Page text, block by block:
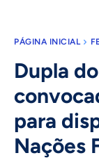
PÁGINA INICIAL
Dupla
para
Nações